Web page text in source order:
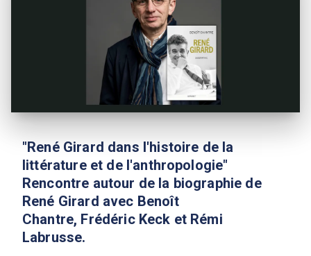
"René Girard dans l'histoire de la
littérature et de l'anthropologie"
Rencontre autour de la biographie de
René Girard avec Benoît
Chantre, Frédéric Keck et Rémi
Labrusse.